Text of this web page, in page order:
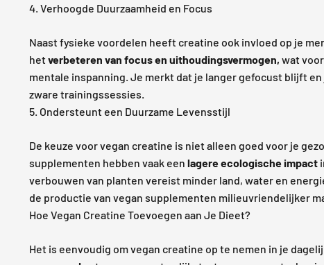
4. Verhoogde Duurzaamheid en Focus
Naast fysieke voordelen heeft creatine ook invloed op je
hetverbeteren van focus en uithoudingsvermogen, wat
mentale inspanning. Je merkt dat je langer gefocust blijft
zware trainingssessies.
5. Ondersteunt een Duurzame Levensstijl
De keuze voor vegan creatine is niet alleen goed voor je
supplementen hebben vaak een lagere ecologische impact
verbouwen van planten vereist minder land, water en
de productie van vegan supplementen milieuvriendelijker
Hoe Vegan Creatine Toevoegen aan Je Dieet?
Het is eenvoudig om vegan creatine op te nemen in je